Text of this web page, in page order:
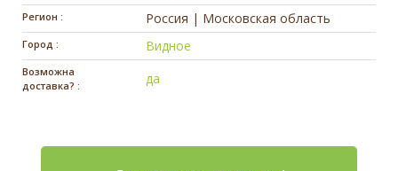
Регион : Россия | Московская область
Город : Видное
Возможна
доставка? :
да